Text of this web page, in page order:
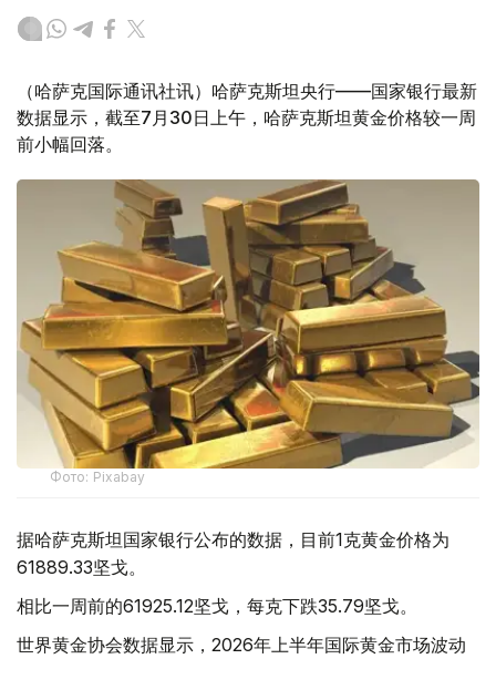
（哈萨克国际通讯社讯）哈萨克斯坦央行——国家银行最新
数据显示，截至7月30日上午，哈萨克斯坦黄金价格较一周
前小幅回落。
Фото: Pixabay
据哈萨克斯坦国家银行公布的数据，目前1克黄金价格为
61889.33坚戈。
相比一周前的61925.12坚戈，每克下跌35.79坚戈。
世界黄金协会数据显示，2026年上半年国际黄金市场波动